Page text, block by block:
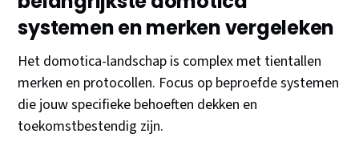
systemen en merken vergeleken
Het domotica-landschap is complex met tientallen
merken en protocollen. Focus op beproefde systemen
die jouw specifieke behoeften dekken en
toekomstbestendig zijn.